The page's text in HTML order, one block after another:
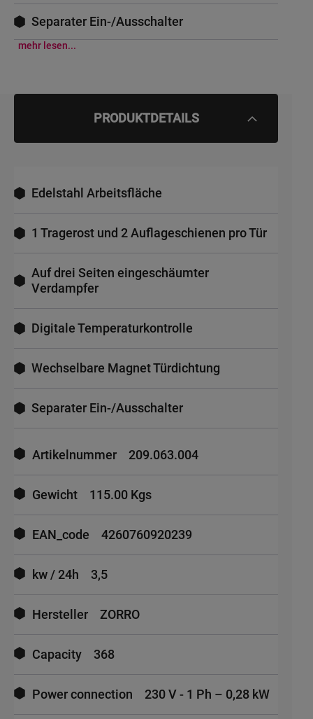
Separater Ein-/Ausschalter
mehr lesen...
PRODUKTDETAILS
Edelstahl Arbeitsfläche
1 Tragerost und 2 Auflageschienen pro Tür
Auf drei Seiten eingeschäumter
Verdampfer
Digitale Temperaturkontrolle
Wechselbare Magnet Türdichtung
Separater Ein-/Ausschalter
Informationen
Artikelnummer 209.063.004
Gewicht 115.00 Kgs
EAN_code 4260760920239
kw / 24h 3,5
Hersteller ZORRO
Capacity 368
Power connection 230 V - 1 Ph – 0,28 kW